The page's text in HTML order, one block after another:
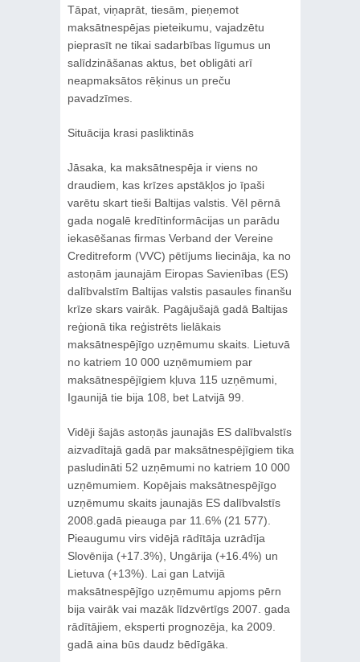
Tāpat, viņaprāt, tiesām, pieņemot
maksātnespējas pieteikumu, vajadzētu
pieprasīt ne tikai sadarbības līgumus un
salīdzināšanas aktus, bet obligāti arī
neapmaksātos rēķinus un preču
pavadzīmes.
Situācija krasi pasliktinās
Jāsaka, ka maksātnespēja ir viens no
draudiem, kas krīzes apstākļos jo īpaši
varētu skart tieši Baltijas valstis. Vēl pērnā
gada nogalē kredītinformācijas un parādu
iekasēšanas firmas Verband der Vereine
Creditreform (VVC) pētījums liecināja, ka no
astoņām jaunajām Eiropas Savienības (ES)
dalībvalstīm Baltijas valstis pasaules finanšu
krīze skars vairāk. Pagājušajā gadā Baltijas
reģionā tika reģistrēts lielākais
maksātnespējīgo uzņēmumu skaits. Lietuvā
no katriem 10 000 uzņēmumiem par
maksātnespējīgiem kļuva 115 uzņēmumi,
Igaunijā tie bija 108, bet Latvijā 99.
Vidēji šajās astoņās jaunajās ES dalībvalstīs
aizvadītajā gadā par maksātnespējīgiem tika
pasludināti 52 uzņēmumi no katriem 10 000
uzņēmumiem. Kopējais maksātnespējīgo
uzņēmumu skaits jaunajās ES dalībvalstīs
2008.gadā pieauga par 11.6% (21 577).
Pieaugumu virs vidējā rādītāja uzrādīja
Slovēnija (+17.3%), Ungārija (+16.4%) un
Lietuva (+13%). Lai gan Latvijā
maksātnespējīgo uzņēmumu apjoms pērn
bija vairāk vai mazāk līdzvērtīgs 2007. gada
rādītājiem, eksperti prognozēja, ka 2009.
gadā aina būs daudz bēdīgāka.